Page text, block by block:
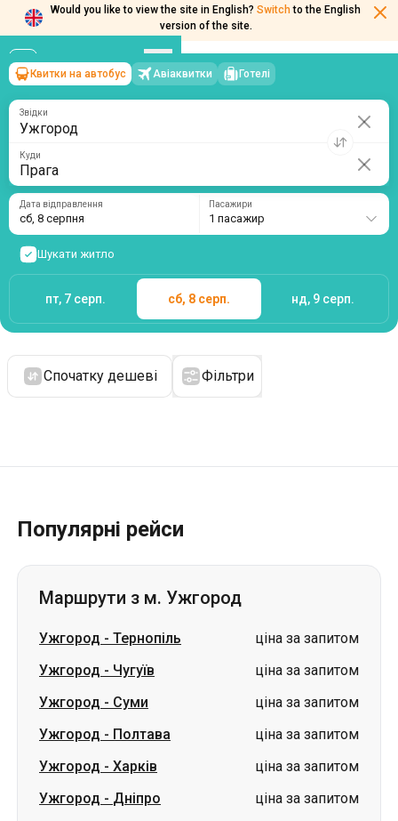
Would you like to view the site in English? Switch to the English
version of the site.
Ужгород →Прага
сб, 8 серпня/1 пасажир
Квитки на автобус Авіаквитки Готелі
Звідки
Куди
Дата відправлення
сб, 8 серпня
Пасажири
1 пасажир
Шукати житло
пт, 7 серп. сб, 8 серп. нд, 9 серп.
Спочатку дешеві Фільтри
Популярні рейси
Маршрути з м. Ужгород
Ужгород - Тернопіль
ціна за запитом
Ужгород - Чугуїв
ціна за запитом
Ужгород - Суми
ціна за запитом
Ужгород - Полтава
ціна за запитом
Ужгород - Харків
ціна за запитом
Ужгород - Дніпро
ціна за запитом